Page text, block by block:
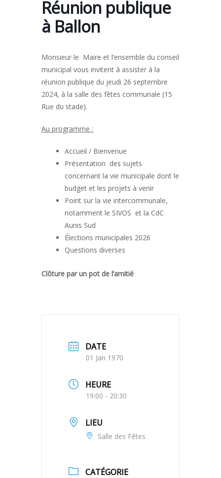
Réunion publique
à Ballon
Monsieur le Maire et l’ensemble du conseil
municipal vous invitent à assister à la
réunion publique du jeudi 26 septembre
2024, à la salle des fêtes communale (15
Rue du stade).
Au programme :
Accueil / Bienvenue
Présentation des sujets
concernant la vie municipale dont le
budget et les projets à venir
Point sur la vie intercommunale,
notamment le SIVOS et la CdC
Aunis Sud
Élections municipales 2026
Questions diverses
Clôture par un pot de l’amitié
DATE
01 Jan 1970
HEURE
19:00 - 20:30
LIEU
Salle des Fêtes
CATÉGORIE